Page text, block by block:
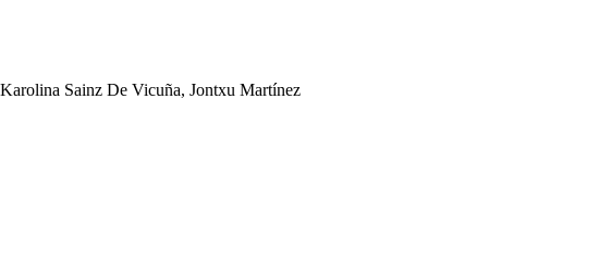
Sainz De Vicuña, Jontxu Martínez